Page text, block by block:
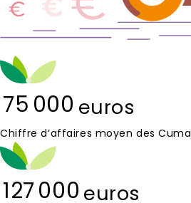
75 000 euros
Chiffre d’affaires moyen des Cuma
127 000 euros